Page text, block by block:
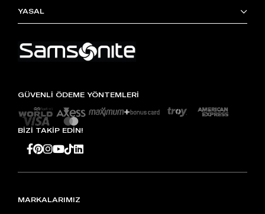
YASAL
GÜVENLİ ÖDEME YÖNTEMLERİ
BİZİ TAKİP EDİN!
MARKALARIMIZ